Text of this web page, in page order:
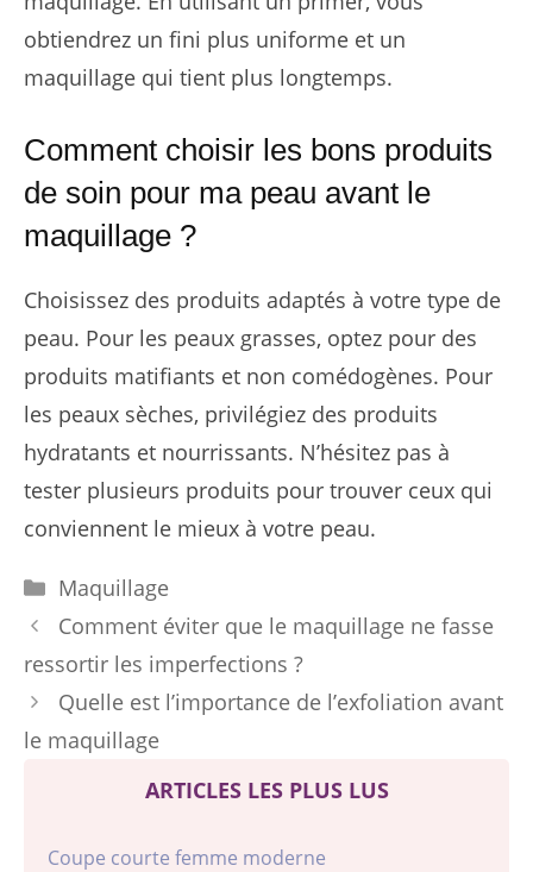
obtiendrez un fini plus uniforme et un
maquillage qui tient plus longtemps.
Comment choisir les bons produits
de soin pour ma peau avant le
maquillage ?
Choisissez des produits adaptés à votre type de
peau. Pour les peaux grasses, optez pour des
produits matifiants et non comédogènes. Pour
les peaux sèches, privilégiez des produits
hydratants et nourrissants. N’hésitez pas à
tester plusieurs produits pour trouver ceux qui
conviennent le mieux à votre peau.
Catégories
Maquillage
Comment éviter que le maquillage ne fasse
ressortir les imperfections ?
Quelle est l’importance de l’exfoliation avant
le maquillage
ARTICLES LES PLUS LUS
Coupe courte femme moderne